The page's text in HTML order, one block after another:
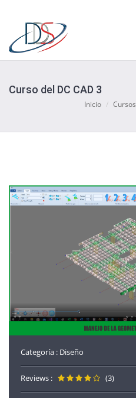
Curso del DC CAD 3
Inicio Cursos
Categoría : Diseño
Reviews : (3)